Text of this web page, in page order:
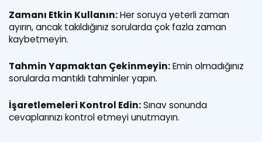
Zamanı Etkin Kullanın:Her soruya yeterli zaman
ayırın, ancak takıldığınız sorularda çok fazla zaman
kaybetmeyin.
Tahmin Yapmaktan Çekinmeyin:Emin olmadığınız
sorularda mantıklı tahminler yapın.
İşaretlemeleri Kontrol Edin:Sınav sonunda
cevaplarınızı kontrol etmeyi unutmayın.